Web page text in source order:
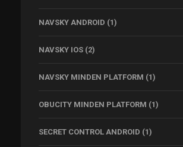
NAVSKY ANDROID (1)
NAVSKY IOS (2)
NAVSKY MINDEN PLATFORM (1)
OBUCITY MINDEN PLATFORM (1)
SECRET CONTROL ANDROID (1)